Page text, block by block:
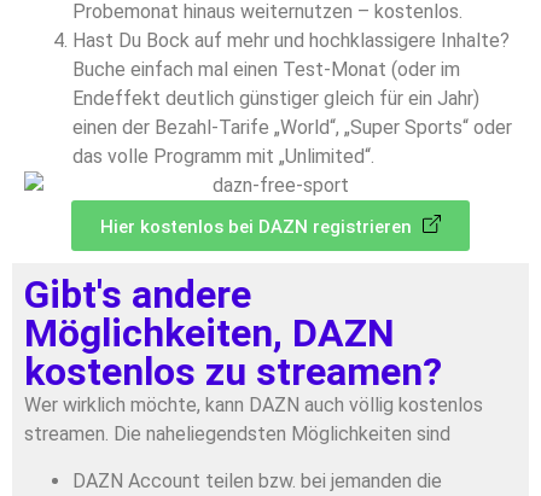
Probemonat hinaus weiternutzen – kostenlos.
Hast Du Bock auf mehr und hochklassigere Inhalte?
Buche einfach mal einen Test-Monat (oder im
Endeffekt deutlich günstiger gleich für ein Jahr)
einen der Bezahl-Tarife „World“, „Super Sports“ oder
das volle Programm mit „Unlimited“.
Hier kostenlos bei DAZN registrieren
Gibt's andere
Möglichkeiten, DAZN
kostenlos zu streamen?
Wer wirklich möchte, kann DAZN auch völlig kostenlos
streamen. Die naheliegendsten Möglichkeiten sind
DAZN Account teilen bzw. bei jemanden die